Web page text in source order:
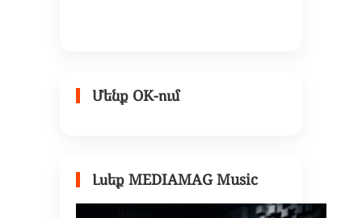
Մենք OK-ում
Լսեք MEDIAMAG Music